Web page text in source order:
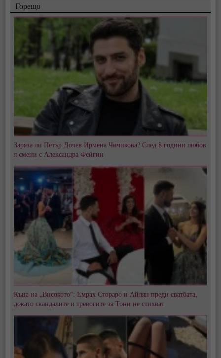
Горещо
Заряза ли Петър Дочев Ирмена Чичикова? След 8 години любов
я смени с Александра Фейгин
Къна на „Високото": Емрах Стораро и Айлян преди сватбата,
докато скандалите и тревогите за Тони не стихват